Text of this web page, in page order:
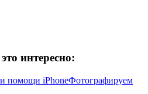
интересно:
Фотографируем